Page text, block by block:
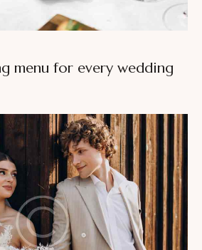
menu for every wedding